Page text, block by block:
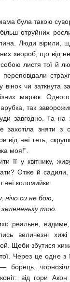
була такою
отруйних
Люди вірили,
хвороб; що від
листя тої й
вінок чи заткнута
марюк.
так
завгодно. Та на
захотіла зняти з
від неї геть,
моя!”.
її у квітнику,
Отже й садили,
неї коломийки:
нічо си не бою,
тою.
реальне,
величезні
Щоби збутися
Через це одне
борець,
від гори Акон